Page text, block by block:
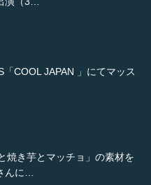
「COOL JAPAN 」にてマッス
焼き芋とマッチョ」の素材を
んに…